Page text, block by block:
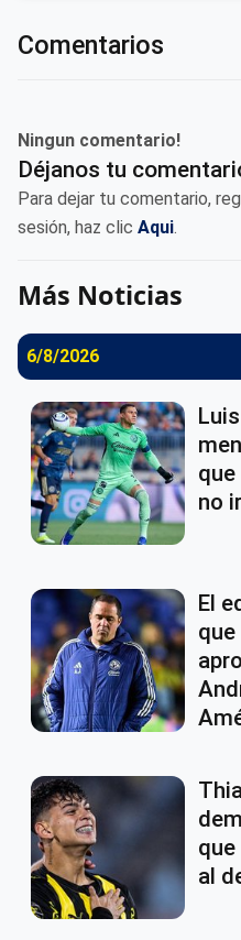
Comentarios
Ningun comentario!
Déjanos tu
Para dejar tu comentario,
sesión, haz clic Aqui.
Más Noticias
6/8/2026
no
El
que
al